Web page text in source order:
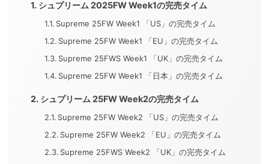
シュプリーム 2025FW Week1の完売タイム
Supreme 25FW Week1 「US」の完売タイム
Supreme 25FW Week1 「EU」の完売タイム
Supreme 25FWS Week1 「UK」の完売タイム
Supreme 25FW Week1 「日本」の完売タイム
シュプリーム 25FW Week2の完売タイム
Supreme 25FW Week2 「US」の完売タイム
Supreme 25FW Week2 「EU」の完売タイム
Supreme 25FWS Week2 「UK」の完売タイム